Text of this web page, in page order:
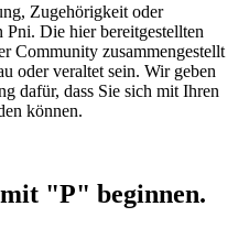
Zugehörigkeit oder
Die hier bereitgestellten
Community zusammengestellt
oder veraltet sein. Wir geben
dafür, dass Sie sich mit Ihren
können.
"P" beginnen.